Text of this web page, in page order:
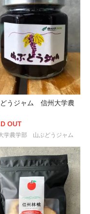
うジャム 信州大学農
OUT
学農学部 山ぶどうジャム